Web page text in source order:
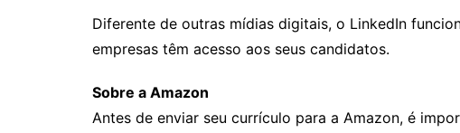
Diferente de outras mídias digitais, o LinkedIn
empresas têm acesso aos seus candidatos.
Sobre a Amazon
Antes de enviar seu currículo para a Amazon, é